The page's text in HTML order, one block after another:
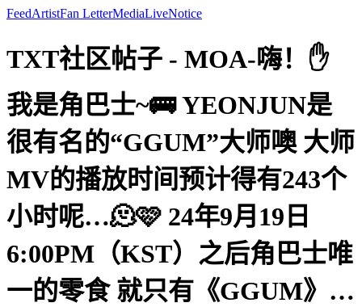
FeedArtistFan LetterMediaLiveNotice
TXT社区帖子 - MOA-嗨！✋
我是角巴士~🚌 YEONJUN是
很有名的“GGUM”大师噢 大师
MV的播放时间预计得有243个
小时呢…🫠🩷 24年9月19日
6:00PM（KST）之后角巴士唯
一的零食 就只有《GGUM》…